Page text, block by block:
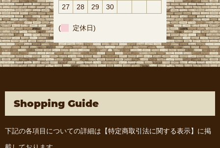
27 28 29 30
( 定休日)
Shopping Guide
下記の各項目についての詳細は 【特定商取引法に関する表示】 に掲